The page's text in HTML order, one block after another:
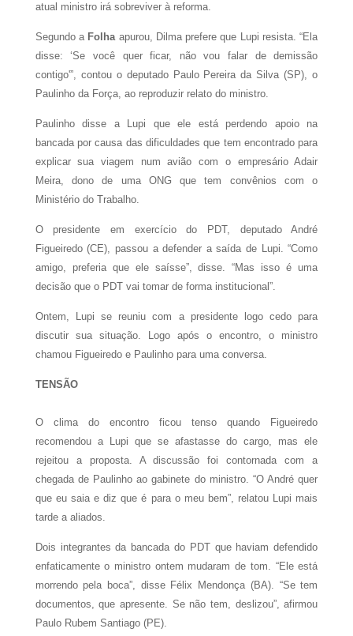
atual ministro irá sobreviver à reforma.
Segundo a Folha apurou, Dilma prefere que Lupi resista. “Ela
disse: ‘Se você quer ficar, não vou falar de demissão
contigo'”, contou o deputado Paulo Pereira da Silva (SP), o
Paulinho da Força, ao reproduzir relato do ministro.
Paulinho disse a Lupi que ele está perdendo apoio na
bancada por causa das dificuldades que tem encontrado para
explicar sua viagem num avião com o empresário Adair
Meira, dono de uma ONG que tem convênios com o
Ministério do Trabalho.
O presidente em exercício do PDT, deputado André
Figueiredo (CE), passou a defender a saída de Lupi. “Como
amigo, preferia que ele saísse”, disse. “Mas isso é uma
decisão que o PDT vai tomar de forma institucional”.
Ontem, Lupi se reuniu com a presidente logo cedo para
discutir sua situação. Logo após o encontro, o ministro
chamou Figueiredo e Paulinho para uma conversa.
TENSÃO
O clima do encontro ficou tenso quando Figueiredo
recomendou a Lupi que se afastasse do cargo, mas ele
rejeitou a proposta. A discussão foi contornada com a
chegada de Paulinho ao gabinete do ministro. “O André quer
que eu saia e diz que é para o meu bem”, relatou Lupi mais
tarde a aliados.
Dois integrantes da bancada do PDT que haviam defendido
enfaticamente o ministro ontem mudaram de tom. “Ele está
morrendo pela boca”, disse Félix Mendonça (BA). “Se tem
documentos, que apresente. Se não tem, deslizou”, afirmou
Paulo Rubem Santiago (PE).